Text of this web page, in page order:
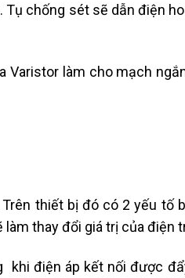
Tụ chống sét sẽ dẫn điện
Varistor làm cho mạch
thiết bị đó có 2 yếu tố
thay đổi giá trị của điện
khi điện áp kết nối được